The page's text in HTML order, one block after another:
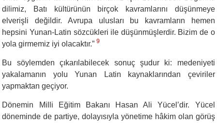
dilimiz, Batı kültürünün birçok kavramlarını düşünmeye
elverişli değildir. Avrupa ulusları bu kavramların hemen
hepsini Yunan-Latin sözcükleri ile düşünmüşlerdir. Bizim de o
yola girmemiz iyi olacaktır.”9
Bu söylemden çıkarılabilecek sonuç şudur ki: medeniyeti
yakalamanın yolu Yunan Latin kaynaklarından çeviriler
yapmaktan geçiyor.
Dönemin Milli Eğitim Bakanı Hasan Ali Yücel’dir. Yücel
döneminde de partiye, dolayısıyla yönetime hâkim olan görüş